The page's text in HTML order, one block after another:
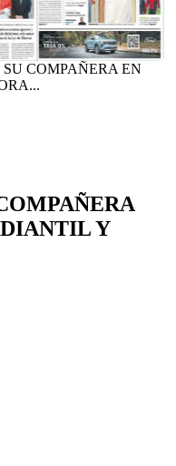
SU COMPAÑERA EN
Y